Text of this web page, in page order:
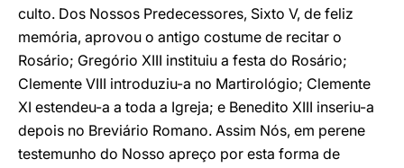
culto. Dos Nossos Predecessores, Sixto V, de feliz
memória, aprovou o antigo costume de recitar o
Rosário; Gregório XIII instituiu a festa do Rosário;
Clemente VIII introduziu-a no Martirológio; Clemente
XI estendeu-a a toda a Igreja; e Benedito XIII inseriu-a
depois no Breviário Romano. Assim Nós, em perene
testemunho do Nosso apreço por esta forma de